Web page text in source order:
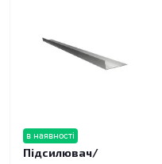
в наявності
Підсилювач/